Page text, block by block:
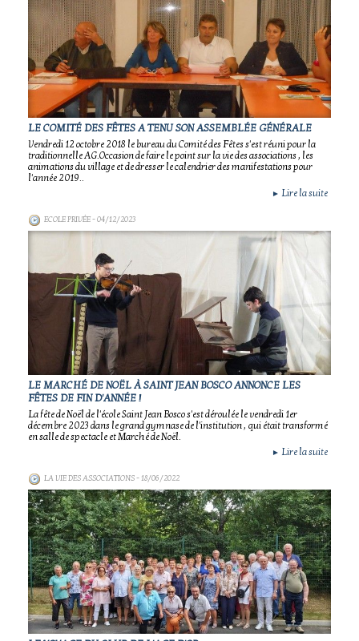
LE COMITÉ DES FÊTES A TENU SON ASSEMBLÉE GÉNÉRALE
Vendredi 12 octobre 2018 le bureau du Comité des Fêtes s'est réuni pour la
traditionnelle AG.Occasion de faire le point sur la vie des associations , les
animations du village et de dresser le calendrier des manifestations pour
l'année 2019..
► Lire la suite
ECOLE PRIVÉE- 04/12/2023
LE MARCHÉ DE NOËL À SAINT JEAN BOSCO ANNONCE LES
FÊTES DE FIN D'ANNÉE !
La fête de Noël de l'école Saint Jean Bosco s'est déroulée le vendredi 1er
décembre 2023 dans le grand gymnase de l'institution , qui était transformé
en salle de spectacle et Marché de Noël.
► Lire la suite
LA VIE DES ASSOCIATIONS- 18/06/2022